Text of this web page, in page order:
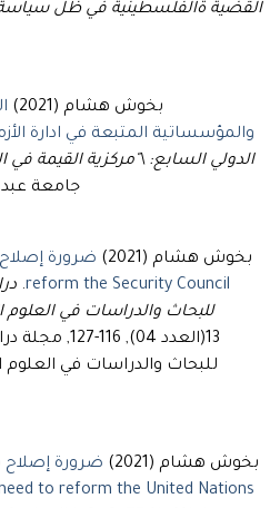
القضية ةالفلسطينية في ظل سياسة
بخوش هشام (2021)
والمؤسساتية المتبعة في ادارة
الدولي السابع: \"مركزية القيمة في
جامعة
بخوش هشام (2021)
reform the Security Council
.
للبحاث والدراسات في العلوم
13(العدد 04),
للبحاث والدراسات في العلوم
بخوش هشام (2021)
to reform the United Nations